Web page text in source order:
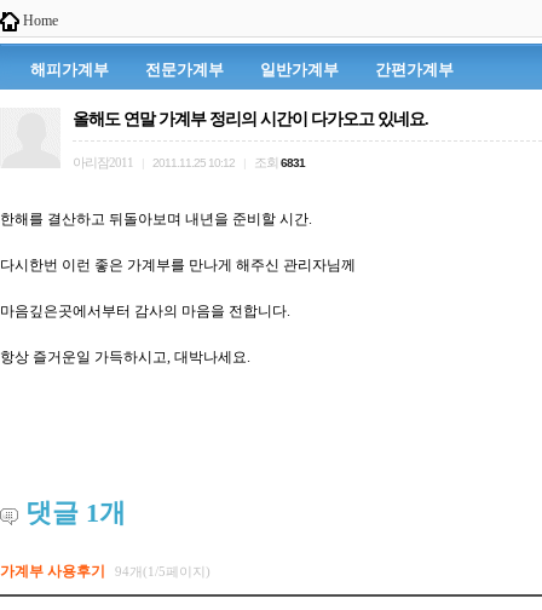
Home
해피가계부 전문가계부 일반가계부 간편가계부
올해도 연말 가계부 정리의 시간이 다가오고 있네요.
아리잠2011 2011.11.25 10:12 조회 6831
한해를 결산하고 뒤돌아보며 내년을 준비할 시간.
다시한번 이런 좋은 가계부를 만나게 해주신 관리자님께
마음깊은곳에서부터 감사의 마음을 전합니다.
항상 즐거운일 가득하시고, 대박나세요.
댓글 1개
가계부 사용후기 94개(1/5페이지)